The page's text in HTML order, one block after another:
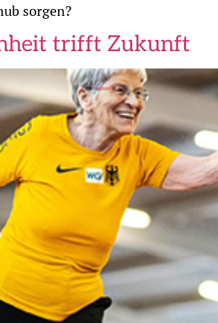
sorgen?
trifft Zukunft